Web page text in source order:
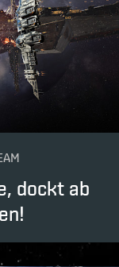
dockt ab